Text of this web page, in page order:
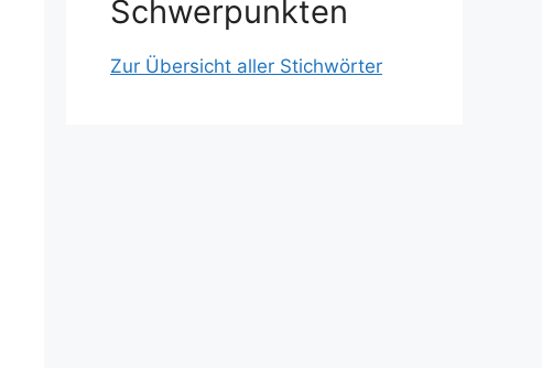
Schwerpunkten
Zur Übersicht aller Stichwörter